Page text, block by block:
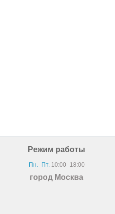
Режим работы
Пн.–Пт.10:00–18:00
город Москва